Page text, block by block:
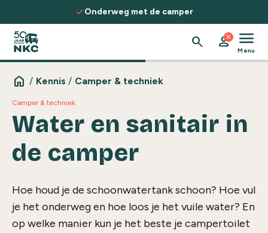
Spring naar de inhoud
checkOnderweg met de camper
search person
close menu
Menu
home / Kennis / Camper & techniek
Camper & techniek
Water en sanitair in
de camper
Hoe houd je de schoonwatertank schoon? Hoe vul
je het onderweg en hoe loos je het vuile water? En
op welke manier kun je het beste je campertoilet